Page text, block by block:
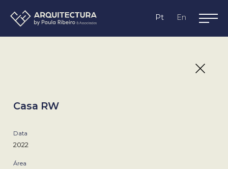
Lagos,
Algarve
Pt En
Casa RW
Data
2022
Área